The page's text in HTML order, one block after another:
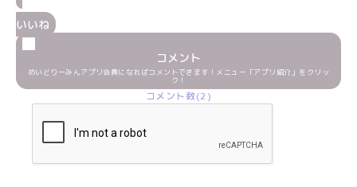
いいね
コメント
めいどりーみんアプリ会員になればコメントできます！メニュー「アプリ紹介」をクリッ
ク！
コメント数(2)